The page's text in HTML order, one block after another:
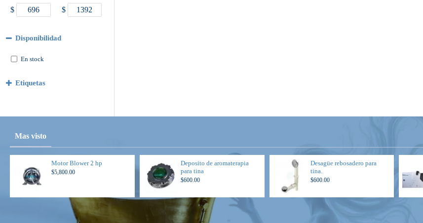
$ $
Etiquetas
Disponibilidad
En stock
Mas visto
Motor Blower 2 hp
$5,800.00
Deposito de aromaterapia
para tina
$600.00
Desagüe rebosadero para
tina.
$600.00